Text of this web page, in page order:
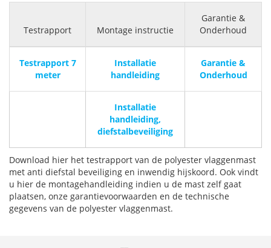
Testrapport Montage instructie
Garantie &
Onderhoud
Testrapport 7
meter
Installatie
handleiding
Garantie &
Onderhoud
Installatie
handleiding,
diefstalbeveiliging
Download hier het testrapport van de polyester vlaggenmast
met anti diefstal beveiliging en inwendig hijskoord. Ook vindt
u hier de montagehandleiding indien u de mast zelf gaat
plaatsen, onze garantievoorwaarden en de technische
gegevens van de polyester vlaggenmast.